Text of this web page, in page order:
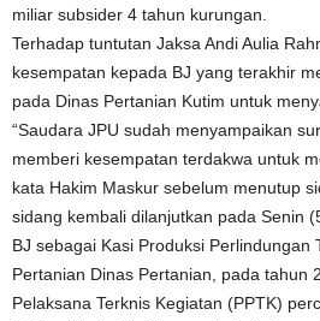
miliar subsider 4 tahun kurungan.
Terhadap tuntutan Jaksa Andi Aulia
kesempatan kepada BJ yang terakhir
pada Dinas Pertanian Kutim untuk
“Saudara JPU sudah menyampaikan
memberi kesempatan terdakwa untuk
kata Hakim Maskur sebelum menutup
sidang kembali dilanjutkan pada Senin
BJ sebagai Kasi Produksi Perlindungan
Pertanian Dinas Pertanian, pada tahun
Pelaksana Terknis Kegiatan (PPTK)